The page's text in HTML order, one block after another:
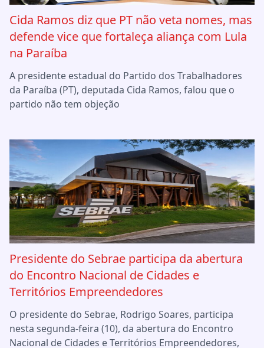
Cida Ramos diz que PT não veta nomes, mas
defende vice que fortaleça aliança com Lula
na Paraíba
A presidente estadual do Partido dos Trabalhadores
da Paraíba (PT), deputada Cida Ramos, falou que o
partido não tem objeção
Presidente do Sebrae participa da abertura
do Encontro Nacional de Cidades e
Territórios Empreendedores
O presidente do Sebrae, Rodrigo Soares, participa
nesta segunda-feira (10), da abertura do Encontro
Nacional de Cidades e Territórios Empreendedores,